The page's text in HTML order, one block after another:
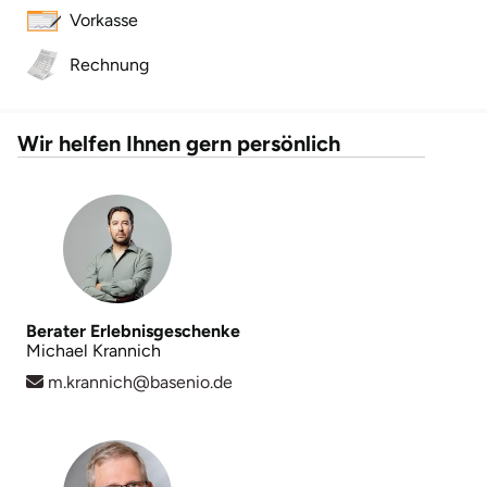
Vorkasse
Rechnung
Wir helfen Ihnen gern persönlich
Berater Erlebnisgeschenke
Michael Krannich
m.krannich@basenio.de
Lüneburg
Main-Kinzig-Kreis
Mannheim
Mecklenburgische Seenplatte
Meiningen